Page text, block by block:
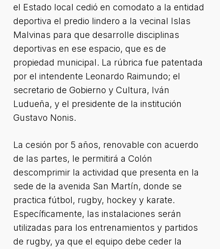
el Estado local cedió en comodato a la entidad
deportiva el predio lindero a la vecinal Islas
Malvinas para que desarrolle disciplinas
deportivas en ese espacio, que es de
propiedad municipal. La rúbrica fue patentada
por el intendente Leonardo Raimundo; el
secretario de Gobierno y Cultura, Iván
Ludueña, y el presidente de la institución
Gustavo Nonis.
La cesión por 5 años, renovable con acuerdo
de las partes, le permitirá a Colón
descomprimir la actividad que presenta en la
sede de la avenida San Martín, donde se
practica fútbol, rugby, hockey y karate.
Específicamente, las instalaciones serán
utilizadas para los entrenamientos y partidos
de rugby, ya que el equipo debe ceder la